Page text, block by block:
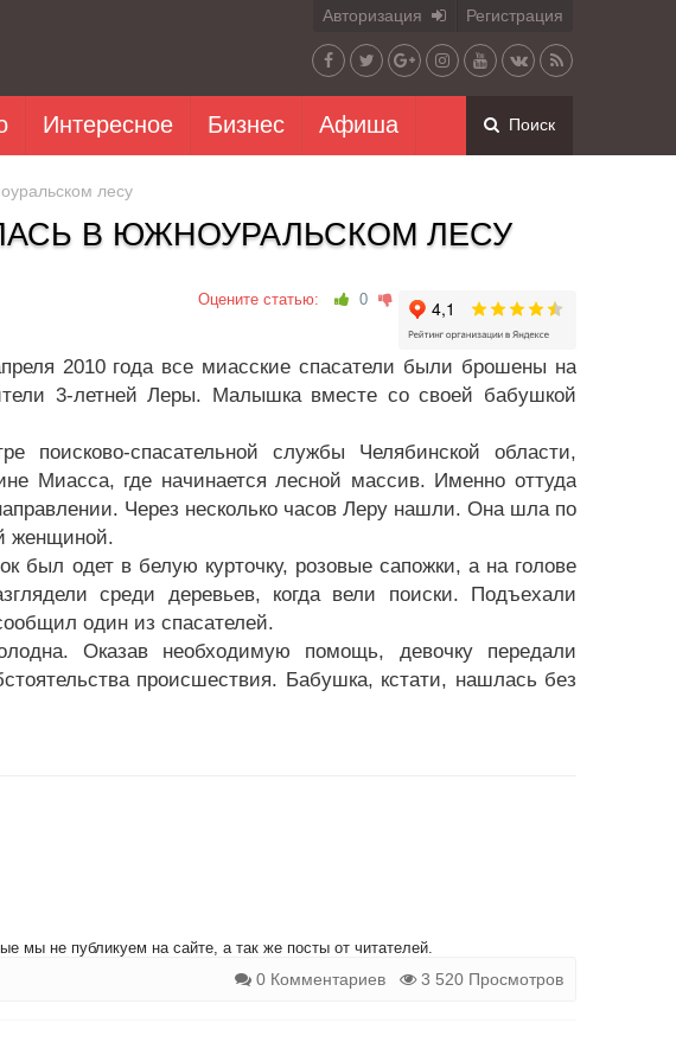
Авторизация Регистрация
Интересное Бизнес Афиша Поиск
лесу
В ЮЖНОУРАЛЬСКОМ ЛЕСУ
Оцените статью: 0
2010 года все миасские спасатели были брошены на
3-летней Леры. Малышка вместе со своей бабушкой
поисково-спасательной службы Челябинской области,
Миасса, где начинается лесной массив. Именно оттуда
Через несколько часов Леру нашли. Она шла по
женщиной.
был одет в белую курточку, розовые сапожки, а на голове
среди деревьев, когда вели поиски. Подъехали
один из спасателей.
Оказав необходимую помощь, девочку передали
происшествия. Бабушка, кстати, нашлась без
мы не публикуем на сайте, а так же посты от читателей.
0 Комментариев 3 520 Просмотров